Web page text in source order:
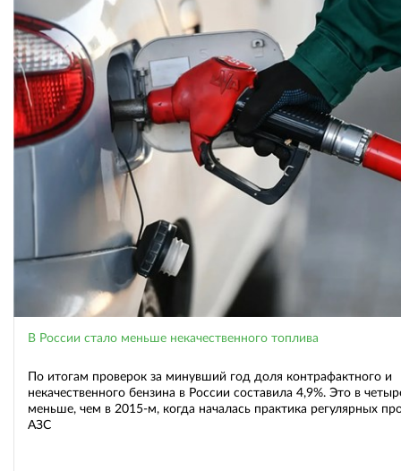
В России стало меньше некачественного топлива
По итогам проверок за минувший год доля контрафактного и
некачественного бензина в России составила 4,9%. Это в
меньше, чем в 2015-м, когда началась практика регулярных
АЗС